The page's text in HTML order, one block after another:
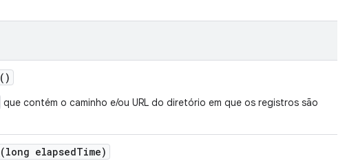
()
que contém o caminho e/ou URL do diretório em que os registros são
(long elapsedTime)